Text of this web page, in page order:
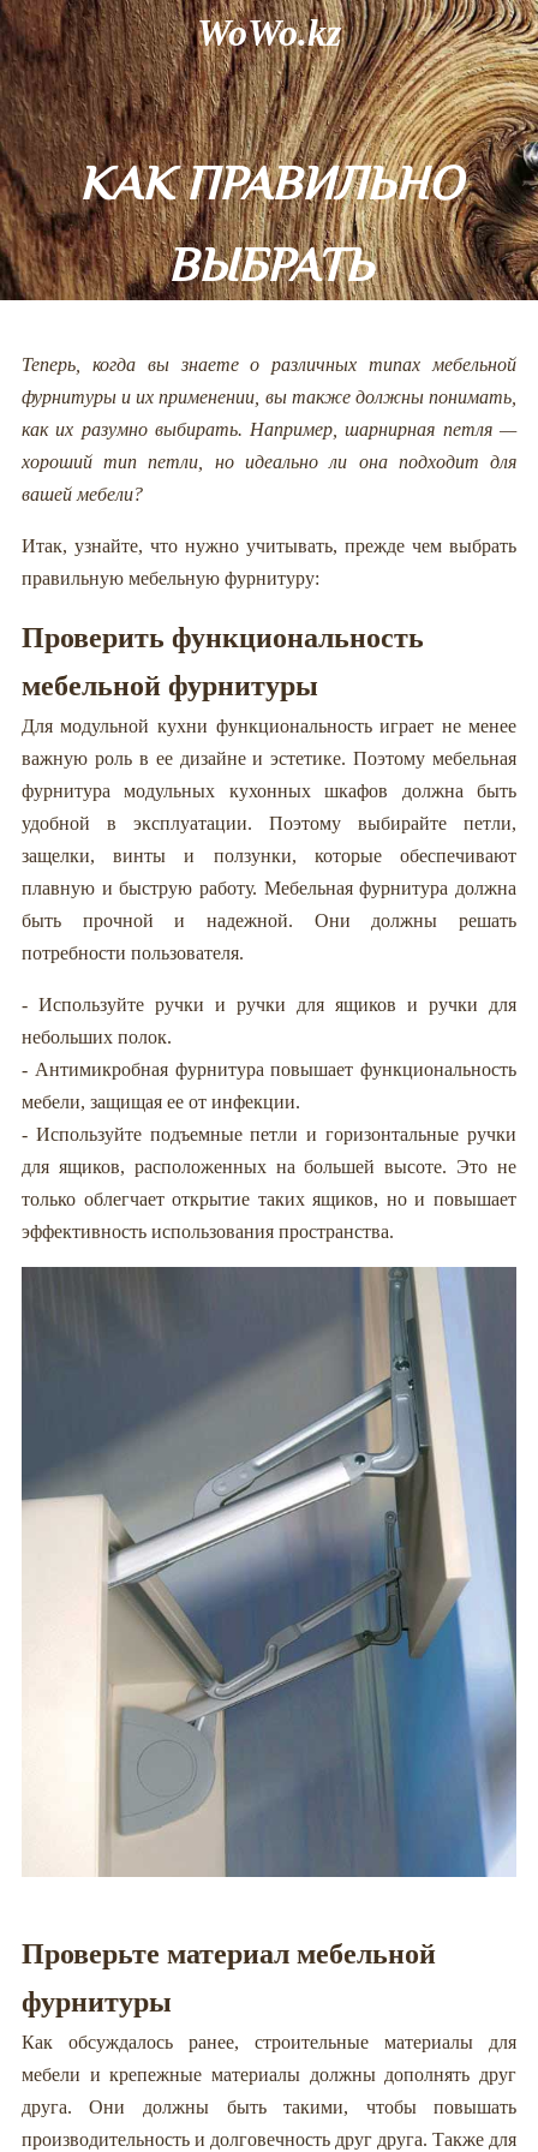
WoWo.kz
КАК ПРАВИЛЬНО
ВЫБРАТЬ
МЕБЕЛЬНУЮ
ФУРНИТУРУ?
Теперь, когда вы знаете о различных типах мебельной
фурнитуры и их применении, вы также должны понимать,
как их разумно выбирать. Например, шарнирная петля —
хороший тип петли, но идеально ли она подходит для
вашей мебели?
Итак, узнайте, что нужно учитывать, прежде чем выбрать
правильную мебельную фурнитуру:
Проверить функциональность
мебельной фурнитуры
Для модульной кухни функциональность играет не менее
важную роль в ее дизайне и эстетике. Поэтому мебельная
фурнитура модульных кухонных шкафов должна быть
удобной в эксплуатации. Поэтому выбирайте петли,
защелки, винты и ползунки, которые обеспечивают
плавную и быструю работу. Мебельная фурнитура должна
быть прочной и надежной. Они должны решать
потребности пользователя.
- Используйте ручки и ручки для ящиков и ручки для
небольших полок.
- Антимикробная фурнитура повышает функциональность
мебели, защищая ее от инфекции.
- Используйте подъемные петли и горизонтальные ручки
для ящиков, расположенных на большей высоте. Это не
только облегчает открытие таких ящиков, но и повышает
эффективность использования пространства.
Проверьте материал мебельной
фурнитуры
Как обсуждалось ранее, строительные материалы для
мебели и крепежные материалы должны дополнять друг
друга. Они должны быть такими, чтобы повышать
производительность и долговечность друг друга. Также для